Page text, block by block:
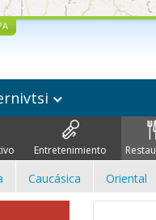
Entretenimiento
Caucásica Oriental